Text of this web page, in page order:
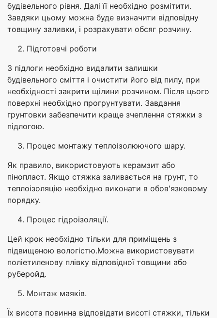
будівельного рівня. Далі її необхідно розмітити.
Завдяки цьому можна буде визначити відповідну
товщину заливки, і розрахувати обсяг розчину.
Підготовчі роботи
З підлоги необхідно видалити залишки
будівельного сміття і очистити його від пилу, при
необхідності закрити щілини розчином. Після цього
поверхні необхідно прогрунтувати. Завдання
грунтовки забезпечити краще зчеплення стяжки з
підлогою.
Процес монтажу теплоізолюючого шару.
Як правило, використовують керамзит або
пінопласт. Якщо стяжка заливається на грунт, то
теплоізоляцію необхідно виконати в обов'язковому
порядку.
Процес гідроізоляції.
Цей крок необхідно тільки для приміщень з
підвищеною вологістю.Можна використовувати
поліетиленову плівку відповідної товщини або
руберойд.
Монтаж маяків.
Їх висота повинна відповідати висоті стяжки, тільки